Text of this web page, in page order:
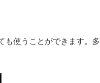
も使うことができます。多